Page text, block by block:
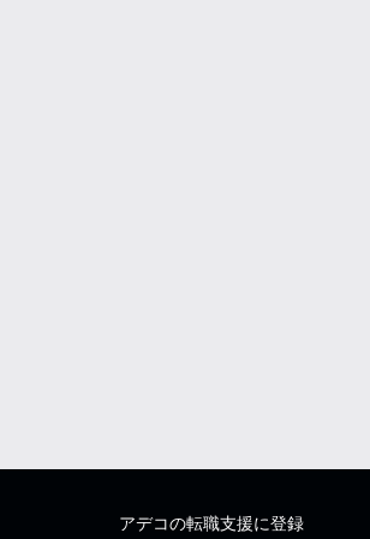
アデコの転職支援に登録